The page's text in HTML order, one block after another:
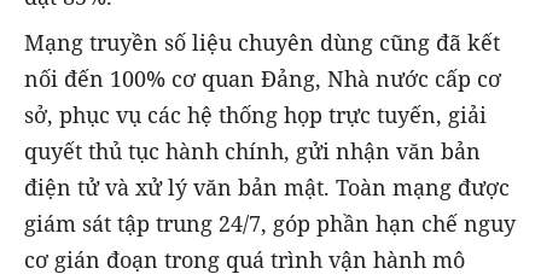
Mạng truyền số liệu chuyên dùng cũng đã kết
nối đến 100% cơ quan Đảng, Nhà nước cấp cơ
sở, phục vụ các hệ thống họp trực tuyến, giải
quyết thủ tục hành chính, gửi nhận văn bản
điện tử và xử lý văn bản mật. Toàn mạng được
giám sát tập trung 24/7, góp phần hạn chế nguy
cơ gián đoạn trong quá trình vận hành mô